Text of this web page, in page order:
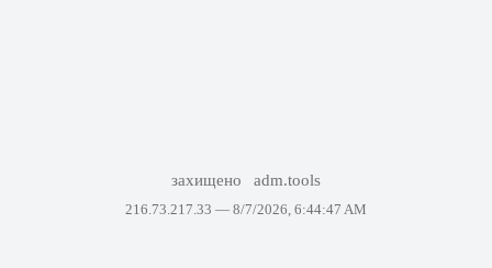
захищено adm.tools
216.73.217.33 — 8/7/2026, 6:44:47 AM